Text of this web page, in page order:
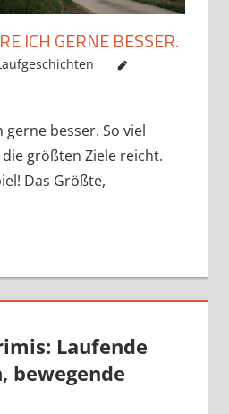
ICH GERNE BESSER.
besser. So viel
größten Ziele reicht.
Das Größte,
Laufende
bewegende